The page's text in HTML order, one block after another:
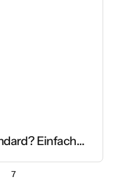
Einfach
7